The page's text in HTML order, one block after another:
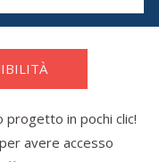
progetto in pochi clic!
avere accesso